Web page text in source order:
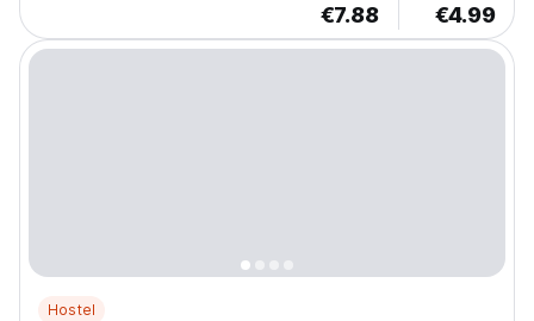
€7.88 €4.99
Hostel